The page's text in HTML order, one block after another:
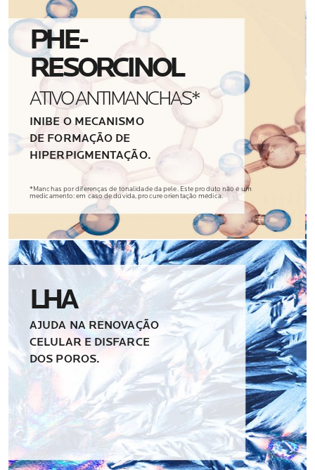
PHE-
RESORCINOL
ATIVO ANTIMANCHAS*
INIBE O MECANISMO
DE FORMAÇÃO DE
HIPERPIGMENTAÇÃO.
*Manchas por diferenças de tonalidade da pele. Este produto não é um
medicamento: em caso de dúvida, procure orientação médica.
LHA
AJUDA NA RENOVAÇÃO
CELULAR E DISFARCE
DOS POROS.